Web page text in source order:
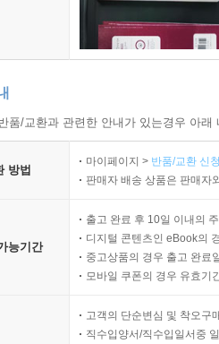
품/교환과 관련한 안내가 있는경우 아
방법
마이페이지 > 반품/교환 신
판매자 배송 상품은 판매자
능기간
출고 완료 후 10일 이내의
디지털 콘텐츠인 eBook의
중고상품의 경우 출고 완료
모바일 쿠폰의 경우 유효기
고객의 단순변심 및 착오구
직수입양서/직수입일서중